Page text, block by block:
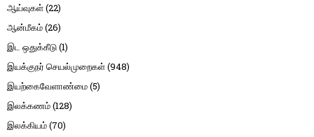
ஆய்வுகள்(22)
ஆன்மீகம்(26)
இட ஒதுக்கீடு(1)
இயக்குநர் செயல்முறைகள்(948)
இயற்கைவேளாண்மை(5)
இலக்கணம்(128)
இலக்கியம்(70)